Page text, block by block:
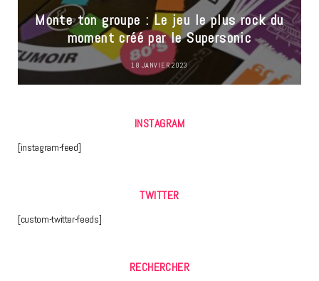
Monte ton groupe : Le jeu le plus rock du
moment créé par le Supersonic
18 JANVIER 2023
INSTAGRAM
[instagram-feed]
TWITTER
[custom-twitter-feeds]
RECHERCHER